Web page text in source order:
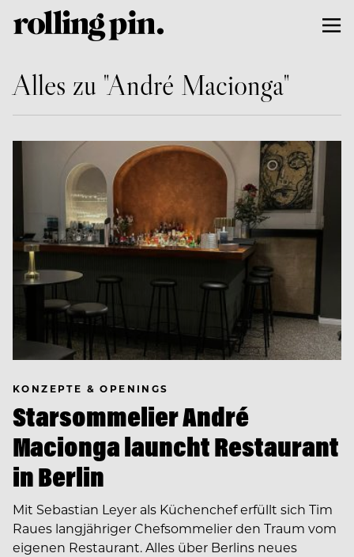
Alles zu "André Macionga"
KONZEPTE & OPENINGS
Starsommelier André
Macionga launcht Restaurant
in Berlin
Mit Sebastian Leyer als Küchenchef erfüllt sich Tim
Raues langjähriger Chefsommelier den Traum vom
eigenen Restaurant. Alles über Berlins neues